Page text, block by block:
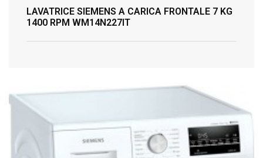
LAVATRICE SIEMENS A CARICA FRONTALE 7 KG
1400 RPM WM14N227IT